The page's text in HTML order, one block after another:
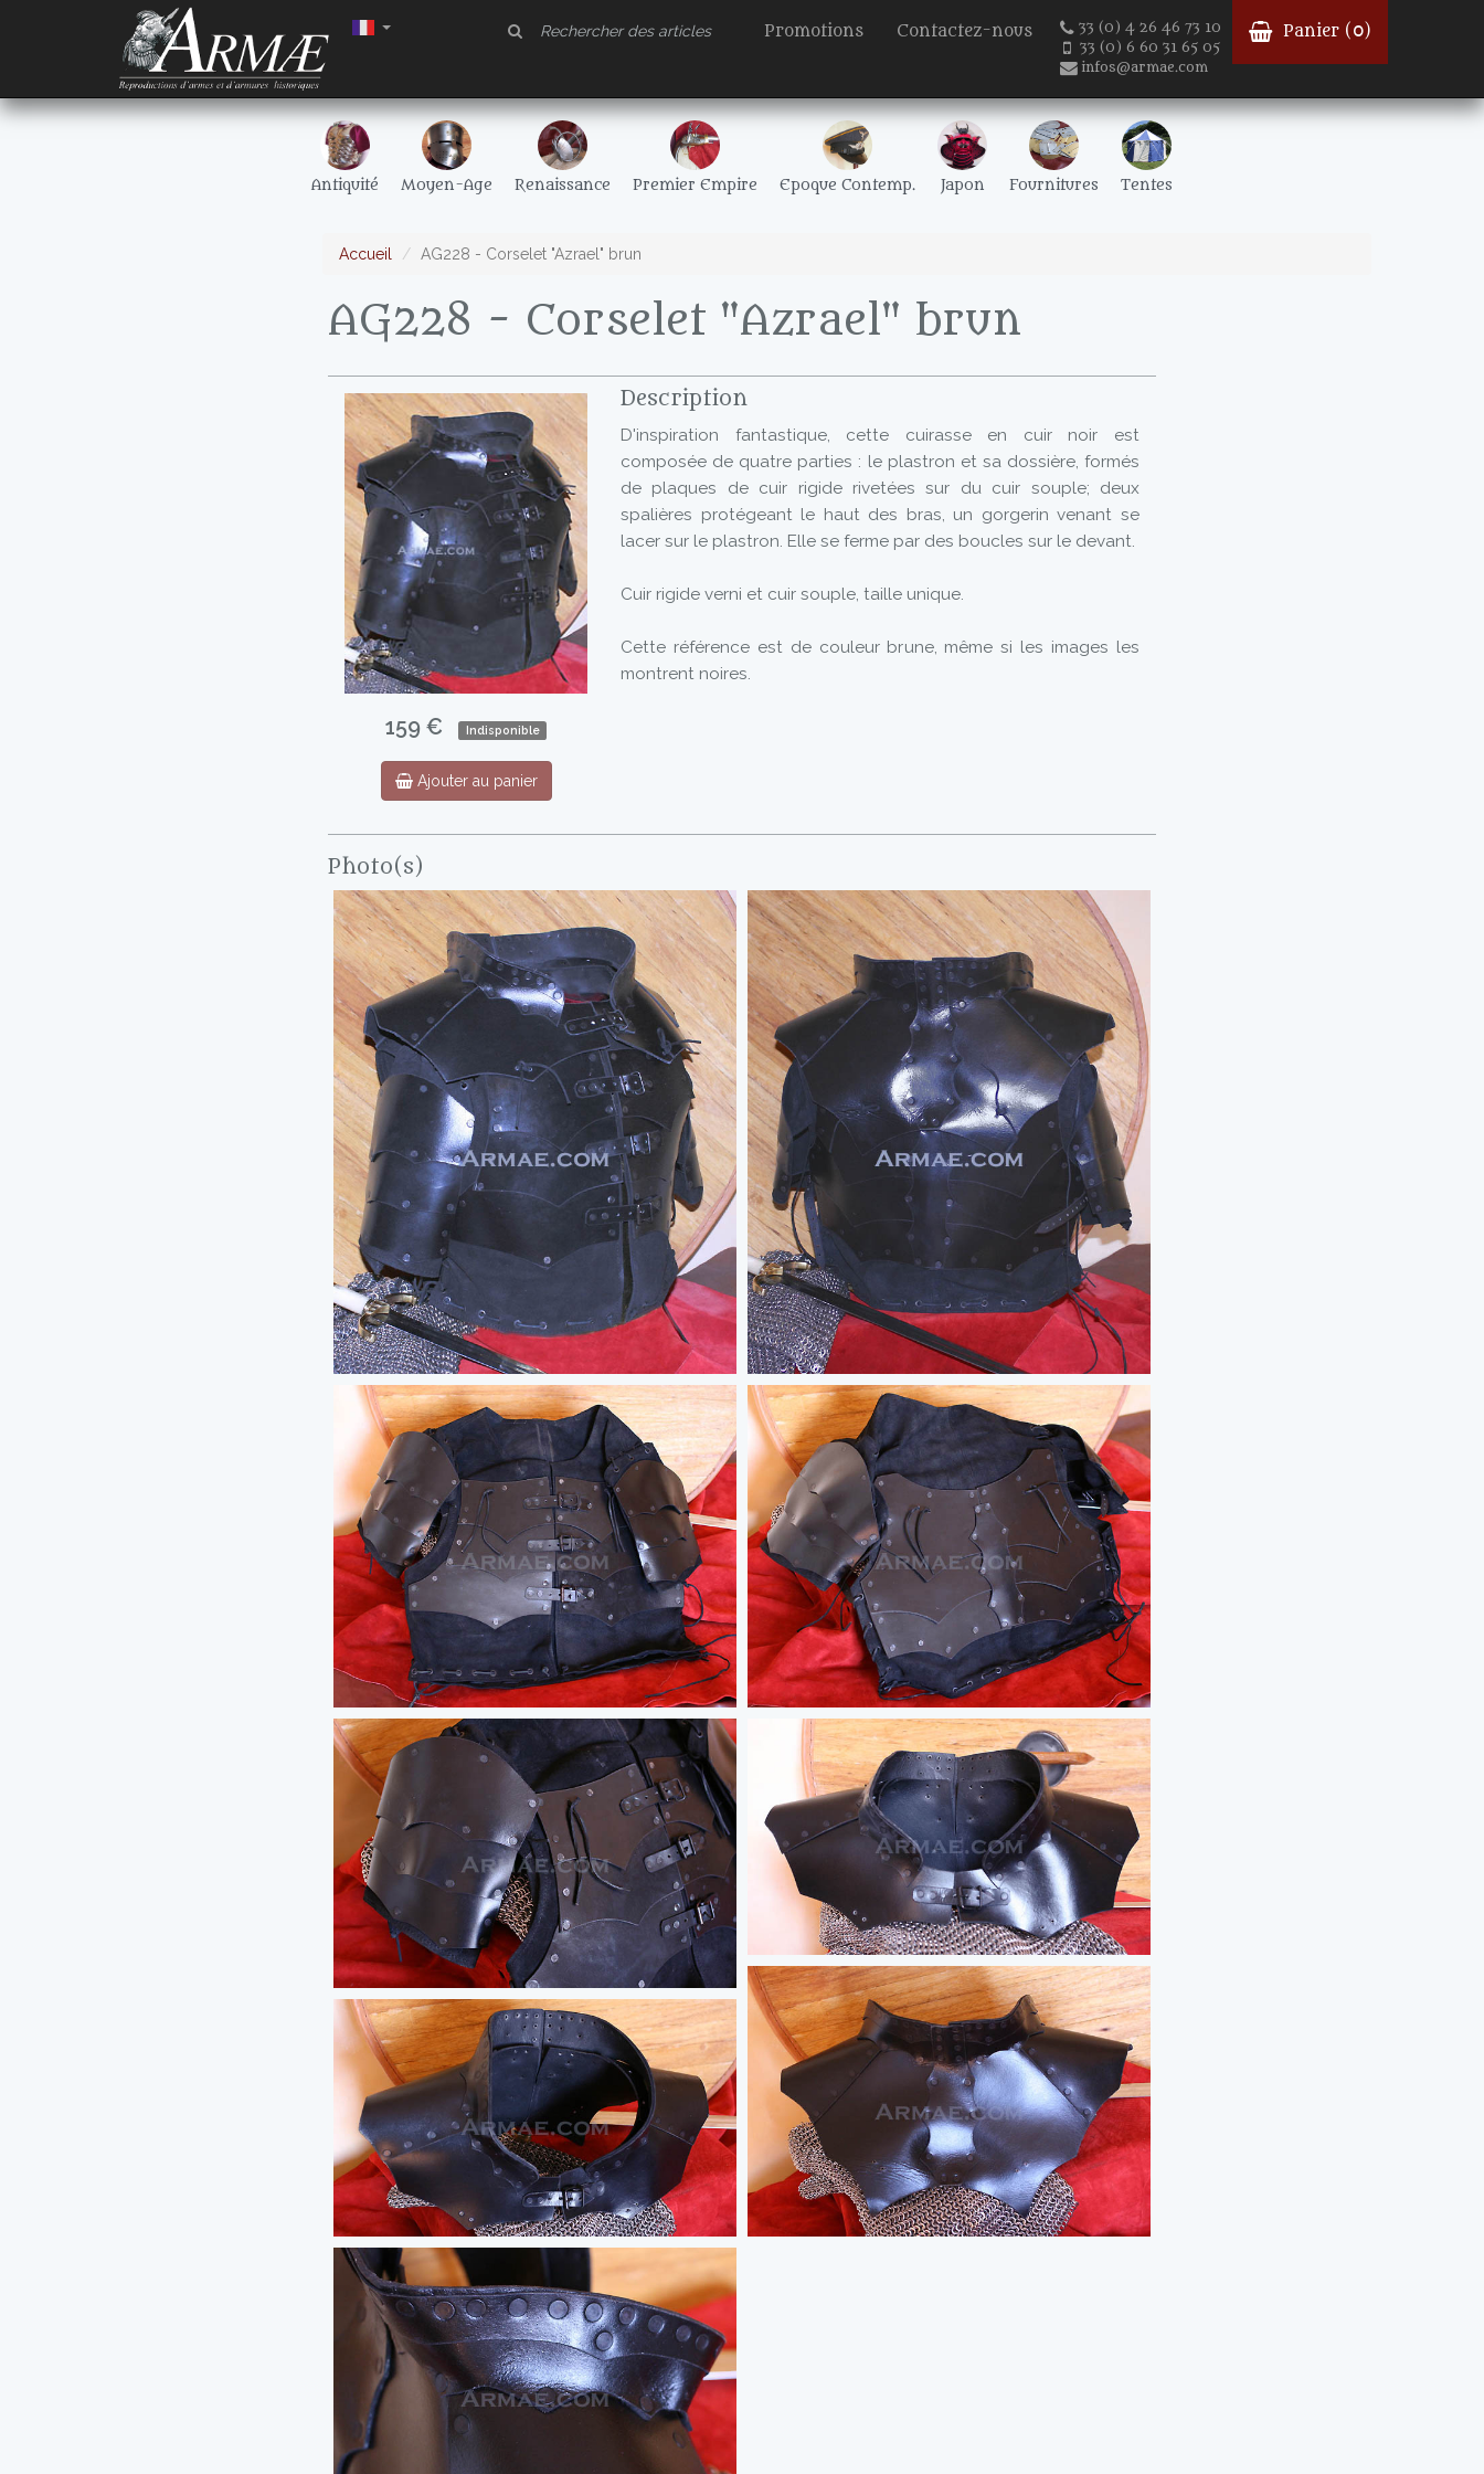
Promotions Contactez-nous
33 (0) 4 26 46 73 10
33 (0) 6 60 31 65 05
infos@armae.com
Panier ( 0)
Antiquité Moyen-Age Renaissance Premier Empire Epoque Contemp. Japon Fournitures Tentes
Accueil AG228 - Corselet "Azrael" brun
AG228 - Corselet "Azrael" brun
159 € Indisponible
Ajouter au panier
Description
D'inspiration fantastique, cette cuirasse en cuir noir est
composée de quatre parties : le plastron et sa dossière, formés
de plaques de cuir rigide rivetées sur du cuir souple; deux
spalières protégeant le haut des bras, un gorgerin venant se
lacer sur le plastron. Elle se ferme par des boucles sur le devant.
Cuir rigide verni et cuir souple, taille unique.
Cette référence est de couleur brune, même si les images les
montrent noires.
Photo(s)